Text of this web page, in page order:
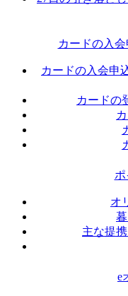
カードの入
カードの入会申
カードの
ポ
オ
主な提
e